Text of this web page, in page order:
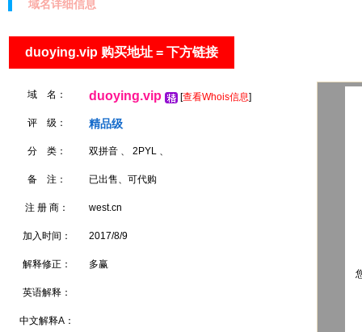
域名详细信息
duoying.vip 购买地址 = 下方链接
域 名： duoying.vip [查看Whois信息]
评 级： 精品级
分 类： 双拼音 、 2PYL 、
备 注： 已出售、可代购
注 册 商： west.cn
加入时间： 2017/8/9
解释修正： 多赢
英语解释：
中文解释A：